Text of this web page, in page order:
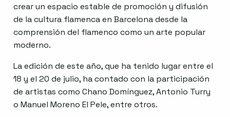
crear un espacio estable de promoción y difusión
de la cultura flamenca en Barcelona desde la
comprensión del flamenco como un arte popular
moderno.
La edición de este año, que ha tenido lugar entre el
18 y el 20 de julio, ha contado con la participación
de artistas como Chano Domínguez, Antonio Turry
o Manuel Moreno El Pele, entre otros.